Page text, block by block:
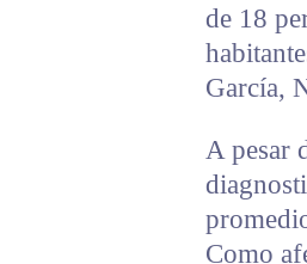
de 18
García,
A pesar
Como